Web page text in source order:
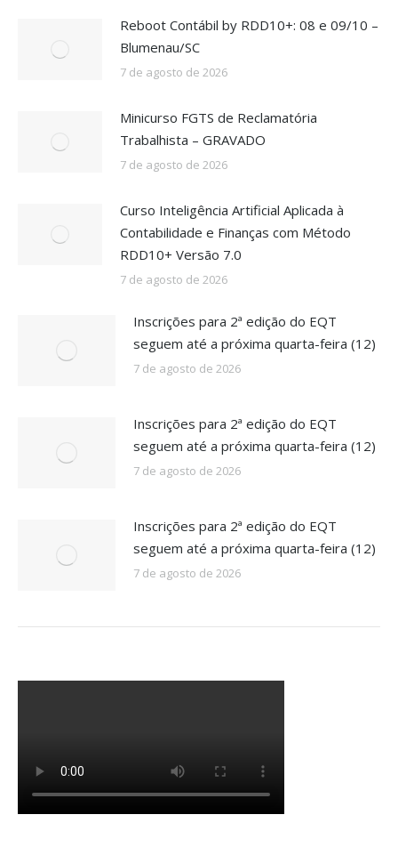
Reboot Contábil by RDD10+: 08 e 09/10 –
Blumenau/SC
7 de agosto de 2026
Minicurso FGTS de Reclamatória
Trabalhista – GRAVADO
7 de agosto de 2026
Curso Inteligência Artificial Aplicada à
Contabilidade e Finanças com Método
RDD10+ Versão 7.0
7 de agosto de 2026
Inscrições para 2ª edição do EQT
seguem até a próxima quarta-feira (12)
7 de agosto de 2026
Inscrições para 2ª edição do EQT
seguem até a próxima quarta-feira (12)
7 de agosto de 2026
Inscrições para 2ª edição do EQT
seguem até a próxima quarta-feira (12)
7 de agosto de 2026